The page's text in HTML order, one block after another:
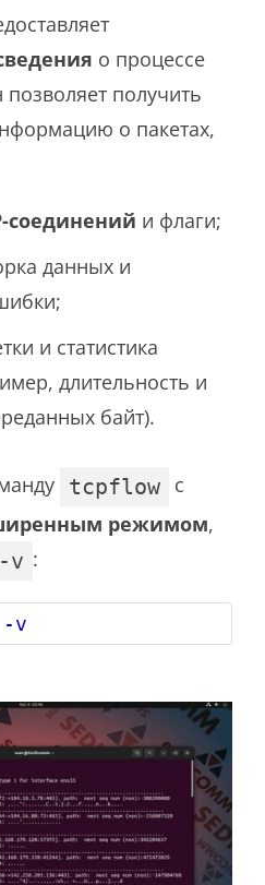
о процессе
получить
о пакетах,
соединений и флаги;
данных и
и статистика
длительность и
байт).
tcpflow с
режимом,
-v :
-v